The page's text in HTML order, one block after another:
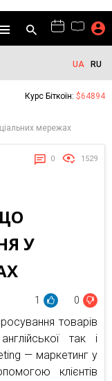
UA RU
Курс Біткоїн: $64894
мережах
0 1529
У
1 0
товарів
так і
— маркетинг у
клієнтів